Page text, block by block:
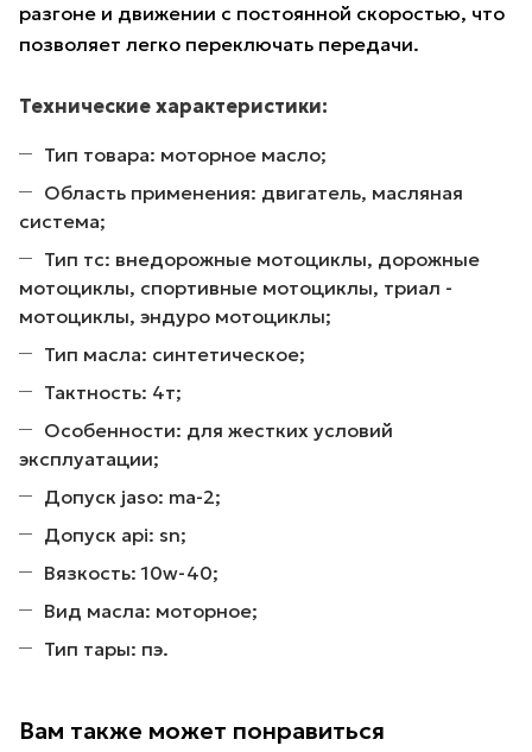
разгоне и движении с постоянной скоростью, что
позволяет легко переключать передачи.
Технические характеристики:
Тип товара: моторное масло;
Область применения: двигатель, масляная
система;
Тип тс: внедорожные мотоциклы, дорожные
мотоциклы, спортивные мотоциклы, триал -
мотоциклы, эндуро мотоциклы;
Тип масла: синтетическое;
Тактность: 4т;
Особенности: для жестких условий
эксплуатации;
Допуск jaso: ma-2;
Допуск api: sn;
Вязкость: 10w-40;
Вид масла: моторное;
Тип тары: пэ.
Вам также может понравиться